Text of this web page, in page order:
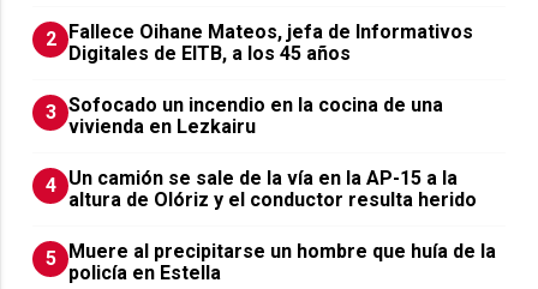
2 Fallece Oihane Mateos, jefa de Informativos
Digitales de EITB, a los 45 años
3 Sofocado un incendio en la cocina de una
vivienda en Lezkairu
4 Un camión se sale de la vía en la AP-15 a la
altura de Olóriz y el conductor resulta herido
5 Muere al precipitarse un hombre que huía de la
policía en Estella